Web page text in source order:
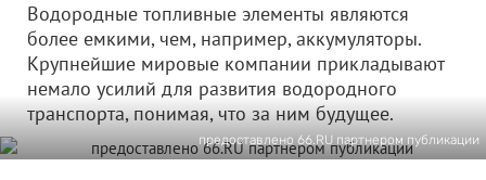
Водородные топливные элементы являются
более емкими, чем, например, аккумуляторы.
Крупнейшие мировые компании прикладывают
немало усилий для развития водородного
транспорта, понимая, что за ним будущее.
предоставлено 66.RU партнером публикации